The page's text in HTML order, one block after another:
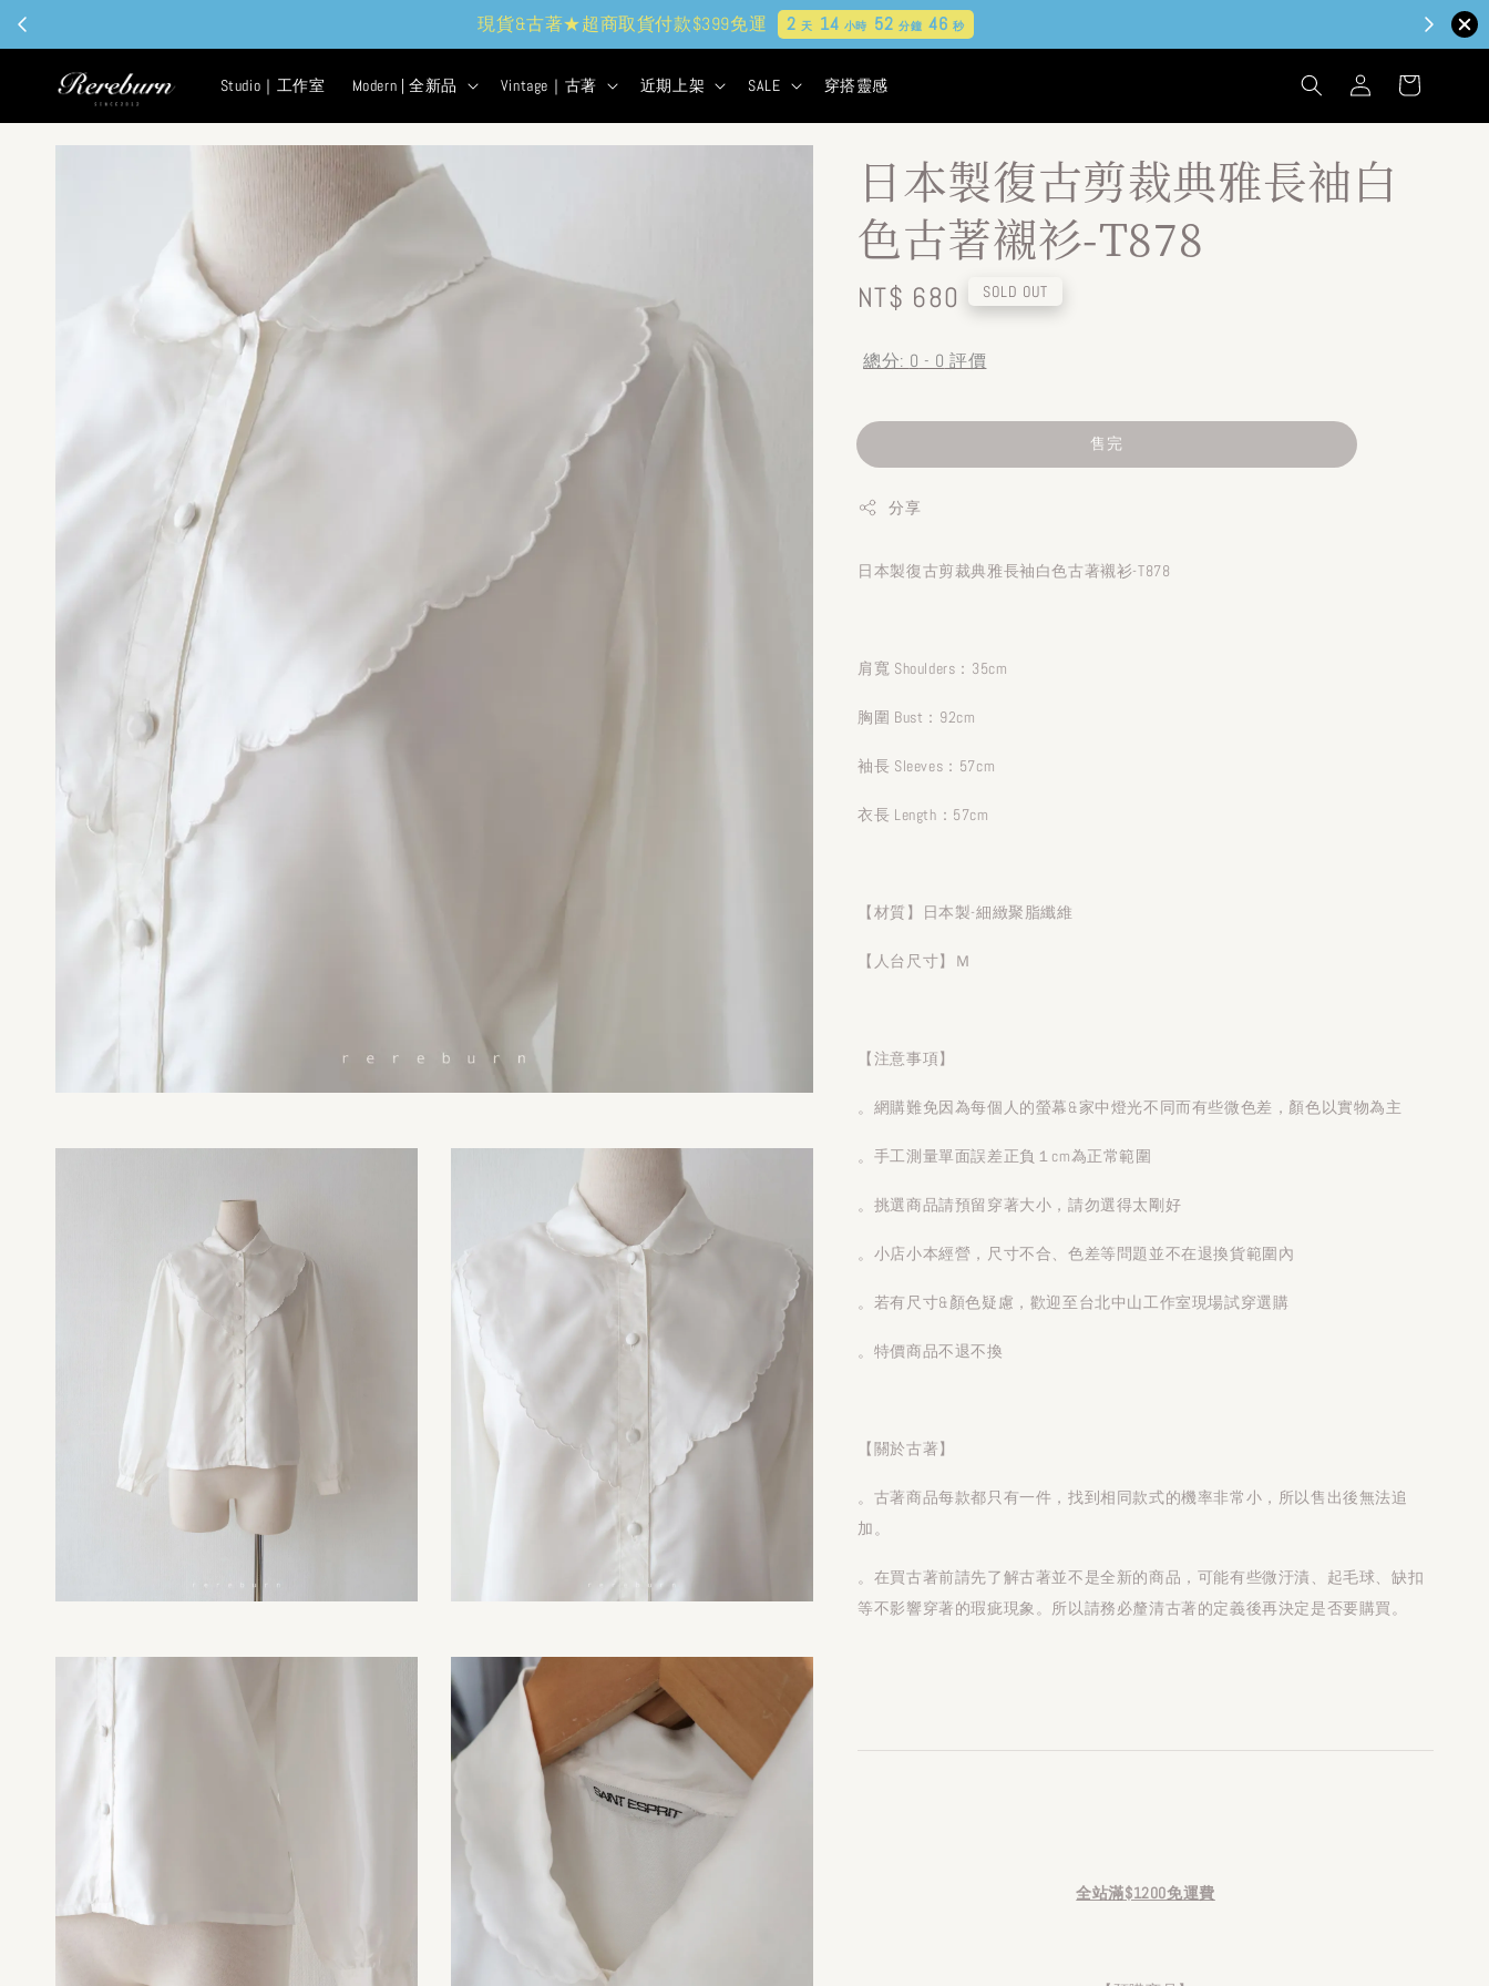
現貨&古著★超商取貨付款$399免運 2天 14 小時 52 分鐘 45 秒
Studio｜工作室 Modern | 全新品 Vintage｜古著 近期上架 SALE 穿搭靈感
日本製復古剪裁典雅長袖白
色古著襯衫-T878
Regular
NT$ 680 SOLD OUT
總分: 0 - 0 評價
售完
分享
日本製復古剪裁典雅長袖白色古著襯衫-T878
肩寬 Shoulders：35cm
胸圍 Bust：92cm
袖長 Sleeves：57cm
衣長 Length：57cm
【材質】日本製-細緻聚脂纖維
【人台尺寸】Ｍ
【注意事項】
。網購難免因為每個人的螢幕&家中燈光不同而有些微色差，顏色以實物為主
。手工測量單面誤差正負１cm為正常範圍
。挑選商品請預留穿著大小，請勿選得太剛好
。小店小本經營，尺寸不合、色差等問題並不在退換貨範圍內
。若有尺寸&顏色疑慮，歡迎至台北中山工作室現場試穿選購
。特價商品不退不換
【關於古著】
。古著商品每款都只有一件，找到相同款式的機率非常小，所以售出後無法追
加。
。在買古著前請先了解古著並不是全新的商品，可能有些微汙漬、起毛球、缺扣
等不影響穿著的瑕疵現象。所以請務必釐清古著的定義後再決定是否要購買。
全站滿$1200免運費